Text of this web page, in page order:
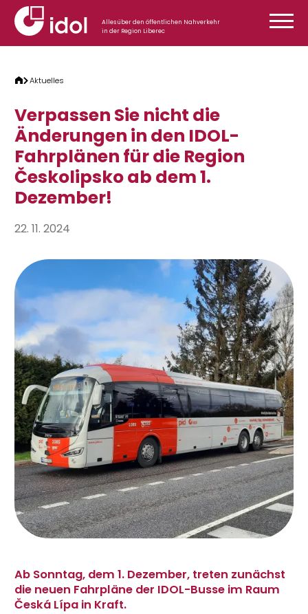
Zum Inhalt springen
Alles über den öffentlichen Nahverkehr
in der Region Liberec
Aktuelles
Verpassen Sie nicht die
Änderungen in den IDOL-
Fahrplänen für die Region
Českolipsko ab dem 1.
Dezember!
22. 11. 2024
Ab Sonntag, dem 1. Dezember, treten zunächst
die neuen Fahrpläne der IDOL-Busse im Raum
Česká Lípa in Kraft.